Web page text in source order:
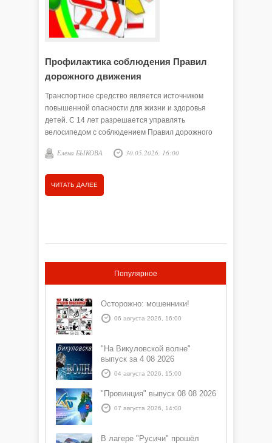
Профилактика соблюдения Правил
дорожного движения
Транспортное средство является источником
повышенной опасности для жизни и здоровья
детей. С 14 лет разрешается управлять
велосипедом с соблюдением Правил дорожного
наличии водительского удостоверения категории М,
Елена БЫКОВА 30.05.2026, 16:00
ЧИТАТЬ ДАЛЕЕ
Популярное
Осторожно: мошенники!
06 августа 2026, 16:00
"На Викуловской волне"
выпуск за 4 08 2026
04 августа 2026, 15:00
"Провинция" выпуск 08 08 2026
07 августа 2026, 14:00
В лагере "Русичи" прошёл